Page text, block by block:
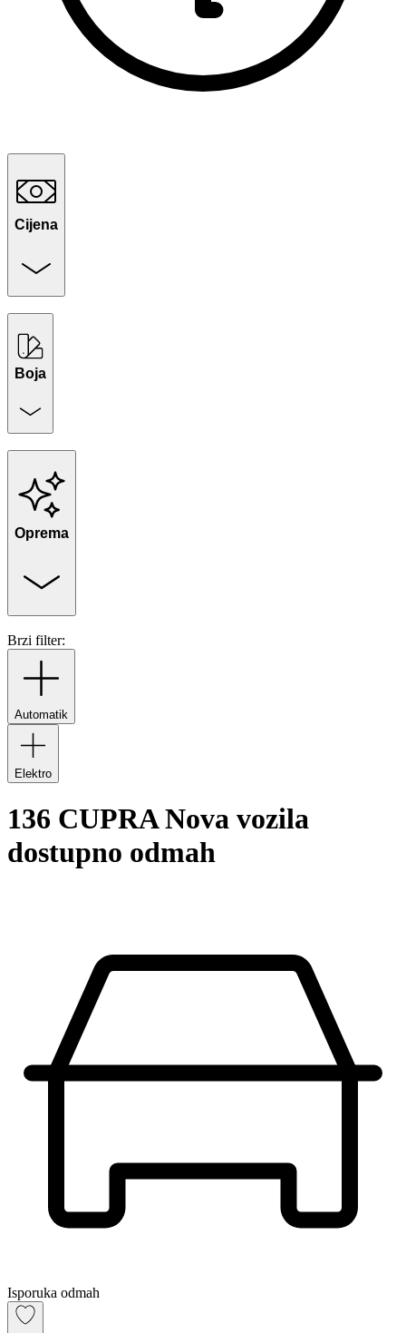
Cijena
Boja
Oprema
Brzi filter:
Automatik
Elektro
136 CUPRA Nova vozila
dostupno odmah
Isporuka odmah